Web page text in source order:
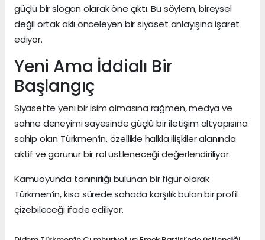
güçlü bir slogan olarak öne çıktı. Bu söylem, bireysel
değil ortak aklı önceleyen bir siyaset anlayışına işaret
ediyor.
Yeni Ama İddialı Bir
Başlangıç
Siyasette yeni bir isim olmasına rağmen, medya ve
sahne deneyimi sayesinde güçlü bir iletişim altyapısına
sahip olan Türkmen’in, özellikle halkla ilişkiler alanında
aktif ve görünür bir rol üstleneceği değerlendiriliyor.
Kamuoyunda tanınırlığı bulunan bir figür olarak
Türkmen’in, kısa sürede sahada karşılık bulan bir profil
çizebileceği ifade ediliyor.